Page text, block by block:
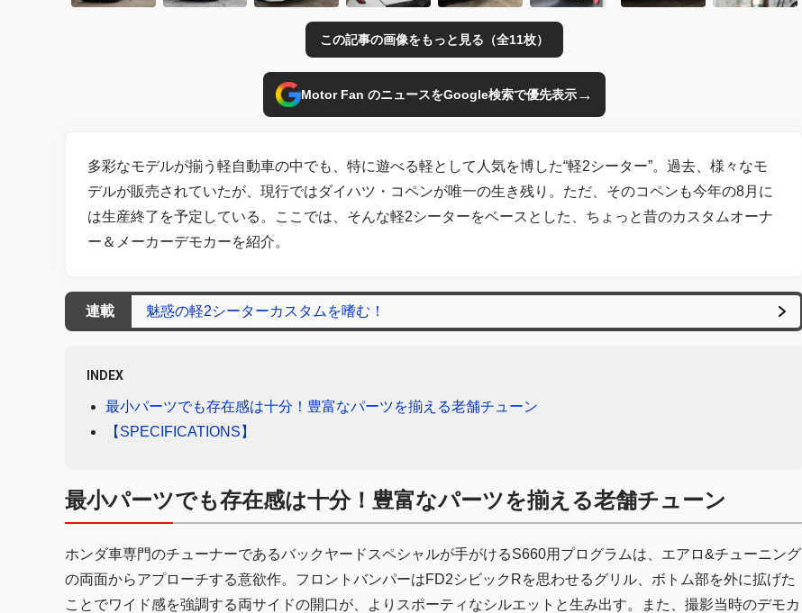
この記事の画像をもっと見る（全11枚）
Motor Fan のニュースをGoogle検索で優先表示→
多彩なモデルが揃う軽自動車の中でも、特に遊べる軽として人気を博した“軽2シーター”。過去、様々なモ
デルが販売されていたが、現行ではダイハツ・コペンが唯一の生き残り。ただ、そのコペンも今年の8月に
は生産終了を予定している。ここでは、そんな軽2シーターをベースとした、ちょっと昔のカスタムオーナ
ー＆メーカーデモカーを紹介。
連載 魅惑の軽2シーターカスタムを嗜む！
INDEX
最小パーツでも存在感は十分！豊富なパーツを揃える老舗チューン
【SPECIFICATIONS】
最小パーツでも存在感は十分！豊富なパーツを揃える老舗チューン
ホンダ車専門のチューナーであるバックヤードスペシャルが手がけるS660用プログラムは、エアロ&チューニング
の両面からアプローチする意欲作。フロントバンパーはFD2シビックRを思わせるグリル、ボトム部を外に拡げた
ことでワイド感を強調する両サイドの開口が、よりスポーティなシルエットと生み出す。また、撮影当時のデモカ